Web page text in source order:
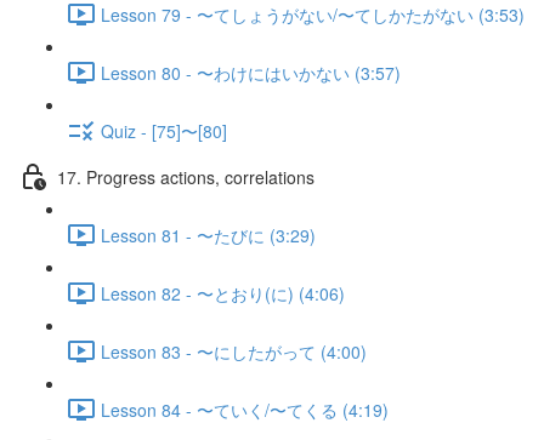
Lesson 79 - 〜てしょうがない/〜てしかたがない (3:53)
Lesson 80 - 〜わけにはいかない (3:57)
Quiz - [75]〜[80]
17. Progress actions, correlations
Lesson 81 - 〜たびに (3:29)
Lesson 82 - 〜とおり(に) (4:06)
Lesson 83 - 〜にしたがって (4:00)
Lesson 84 - 〜ていく/〜てくる (4:19)